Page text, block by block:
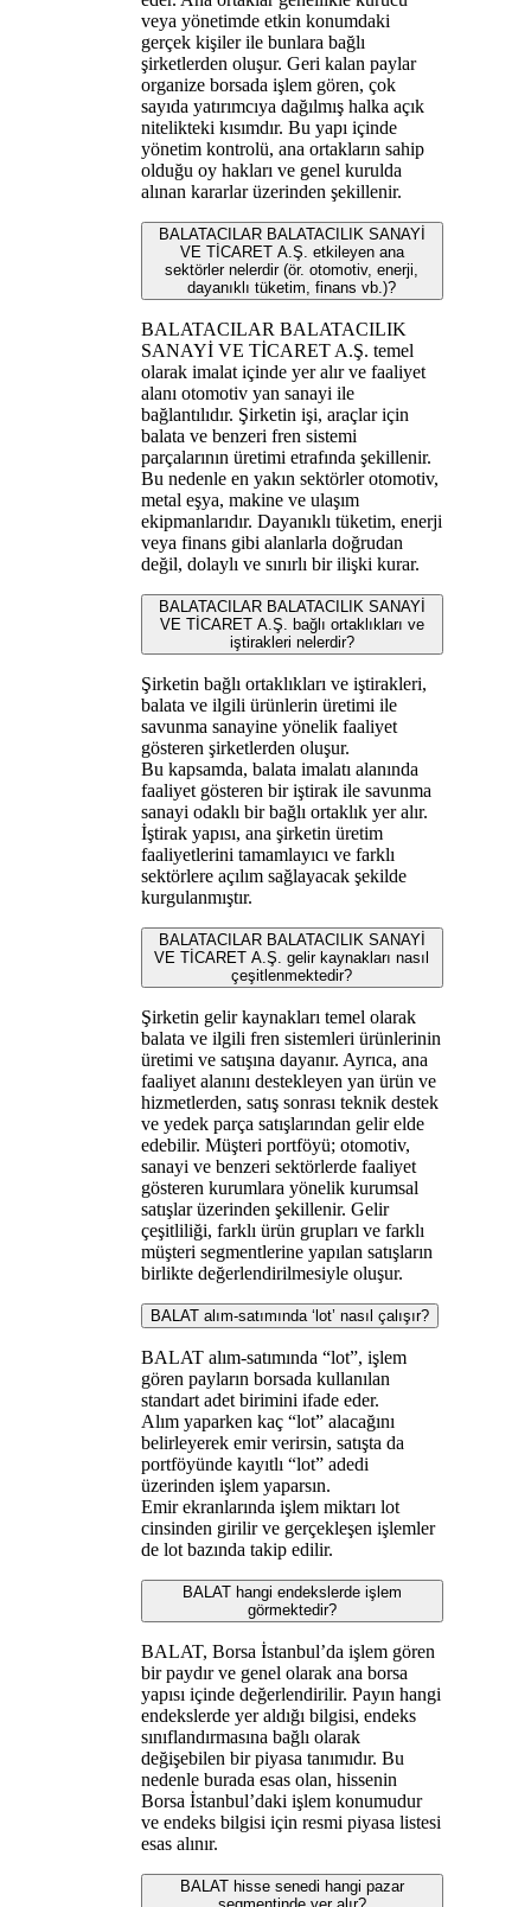
veya yönetimde etkin konumdaki
gerçek kişiler ile bunlara bağlı
şirketlerden oluşur. Geri kalan paylar
organize borsada işlem gören, çok
sayıda yatırımcıya dağılmış halka açık
nitelikteki kısımdır. Bu yapı içinde
yönetim kontrolü, ana ortakların sahip
olduğu oy hakları ve genel kurulda
alınan kararlar üzerinden şekillenir.
BALATACILAR BALATACILIK SANAYİ
VE TİCARET A.Ş. etkileyen ana
sektörler nelerdir (ör. otomotiv, enerji,
dayanıklı tüketim, finans vb.)?
BALATACILAR BALATACILIK
SANAYİ VE TİCARET A.Ş. temel
olarak imalat içinde yer alır ve faaliyet
alanı otomotiv yan sanayi ile
bağlantılıdır. Şirketin işi, araçlar için
balata ve benzeri fren sistemi
parçalarının üretimi etrafında şekillenir.
Bu nedenle en yakın sektörler otomotiv,
metal eşya, makine ve ulaşım
ekipmanlarıdır. Dayanıklı tüketim, enerji
veya finans gibi alanlarla doğrudan
değil, dolaylı ve sınırlı bir ilişki kurar.
BALATACILAR BALATACILIK SANAYİ
VE TİCARET A.Ş. bağlı ortaklıkları ve
iştirakleri nelerdir?
Şirketin bağlı ortaklıkları ve iştirakleri,
balata ve ilgili ürünlerin üretimi ile
savunma sanayine yönelik faaliyet
gösteren şirketlerden oluşur.
Bu kapsamda, balata imalatı alanında
faaliyet gösteren bir iştirak ile savunma
sanayi odaklı bir bağlı ortaklık yer alır.
İştirak yapısı, ana şirketin üretim
faaliyetlerini tamamlayıcı ve farklı
sektörlere açılım sağlayacak şekilde
kurgulanmıştır.
BALATACILAR BALATACILIK SANAYİ
VE TİCARET A.Ş. gelir kaynakları nasıl
çeşitlenmektedir?
Şirketin gelir kaynakları temel olarak
balata ve ilgili fren sistemleri ürünlerinin
üretimi ve satışına dayanır. Ayrıca, ana
faaliyet alanını destekleyen yan ürün ve
hizmetlerden, satış sonrası teknik destek
ve yedek parça satışlarından gelir elde
edebilir. Müşteri portföyü; otomotiv,
sanayi ve benzeri sektörlerde faaliyet
gösteren kurumlara yönelik kurumsal
satışlar üzerinden şekillenir. Gelir
çeşitliliği, farklı ürün grupları ve farklı
müşteri segmentlerine yapılan satışların
birlikte değerlendirilmesiyle oluşur.
BALAT alım-satımında ‘lot’ nasıl çalışır?
BALAT alım-satımında “lot”, işlem
gören payların borsada kullanılan
standart adet birimini ifade eder.
Alım yaparken kaç “lot” alacağını
belirleyerek emir verirsin, satışta da
portföyünde kayıtlı “lot” adedi
üzerinden işlem yaparsın.
Emir ekranlarında işlem miktarı lot
cinsinden girilir ve gerçekleşen işlemler
de lot bazında takip edilir.
BALAT hangi endekslerde işlem
görmektedir?
BALAT, Borsa İstanbul’da işlem gören
bir paydır ve genel olarak ana borsa
yapısı içinde değerlendirilir. Payın hangi
endekslerde yer aldığı bilgisi, endeks
sınıflandırmasına bağlı olarak
değişebilen bir piyasa tanımıdır. Bu
nedenle burada esas olan, hissenin
Borsa İstanbul’daki işlem konumudur
ve endeks bilgisi için resmi piyasa listesi
esas alınır.
BALAT hisse senedi hangi pazar